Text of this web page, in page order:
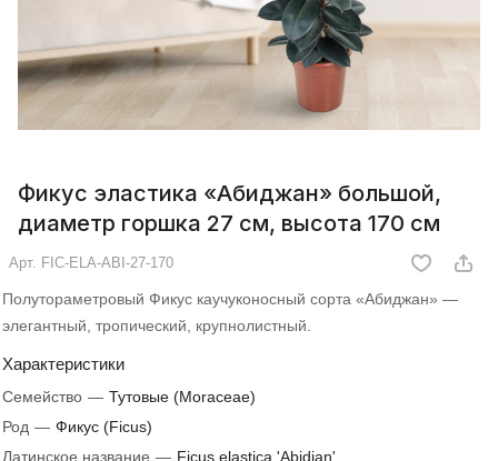
Фикус эластика «Абиджан» большой,
диаметр горшка 27 см, высота 170 см
Арт. FIC-ELA-ABI-27-170
Полутораметровый Фикус каучуконосный сорта «Абиджан» —
элегантный, тропический, крупнолистный.
Характеристики
Семейство — Тутовые (Moraceae)
Род — Фикус (Ficus)
Латинское название — Ficus elastica 'Abidjan'